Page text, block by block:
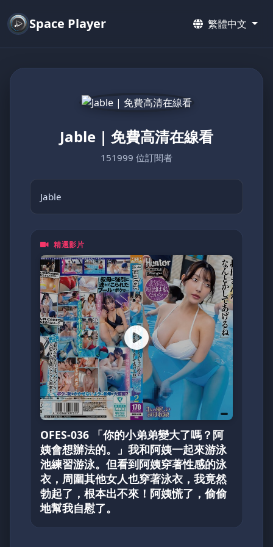
Space Player 繁體中文
Jable | 免費高清在線看
151999 位訂閱者
Jable
精選影片
OFES-036 「你的小弟弟變大了嗎？阿
姨會想辦法的。」我和阿姨一起來游泳
池練習游泳。但看到阿姨穿著性感的泳
衣，周圍其他女人也穿著泳衣，我竟然
勃起了，根本出不來！阿姨慌了，偷偷
地幫我自慰了。